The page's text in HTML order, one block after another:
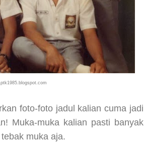
foto-foto jadul kalian cuma jadi
Muka-muka kalian pasti banyak
muka aja.